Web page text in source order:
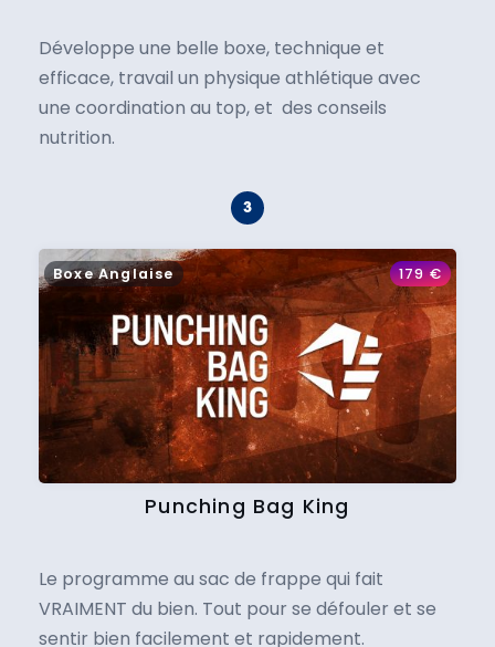
Développe une belle boxe, technique et
efficace, travail un physique athlétique avec
une coordination au top, et des conseils
nutrition.
Boxe Anglaise 179€
Punching Bag King
Le programme au sac de frappe qui fait
VRAIMENT du bien. Tout pour se défouler et se
sentir bien facilement et rapidement.